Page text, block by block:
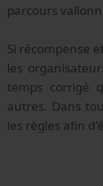
parcours
Si récompense
les
temps corrigé
autres. Dans
les règles afin